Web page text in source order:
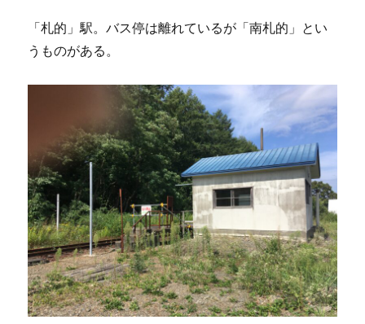
「札的」駅。バス停は離れているが「南札的」とい
うものがある。